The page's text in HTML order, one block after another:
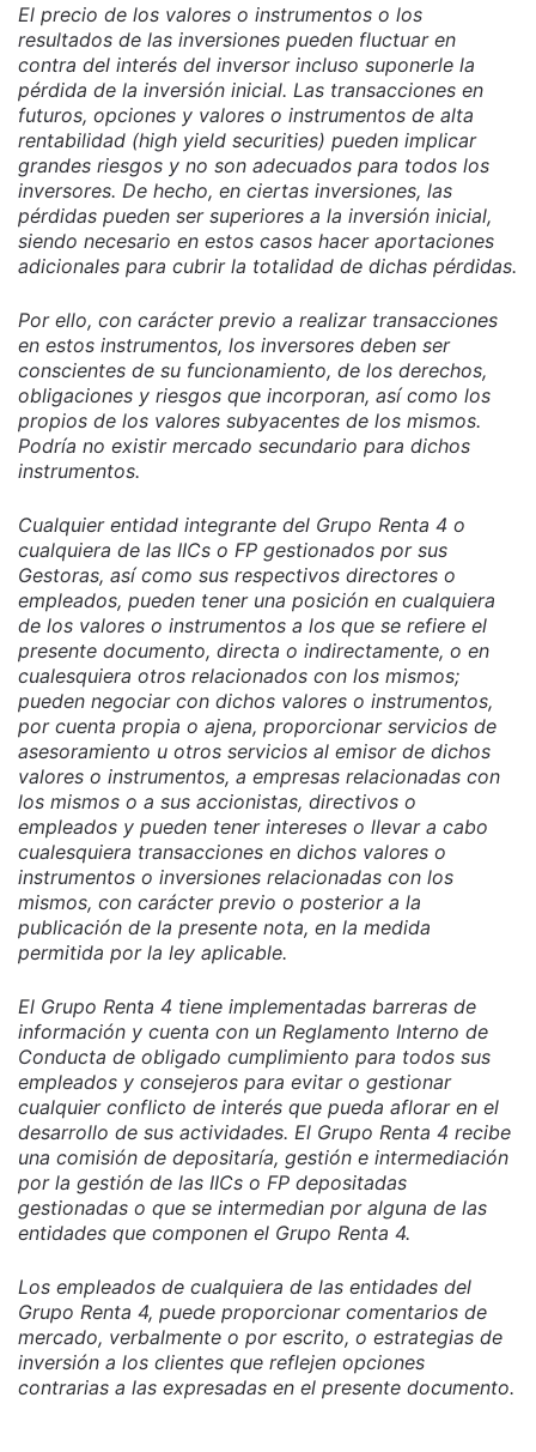
El precio de los valores o instrumentos o los
resultados de las inversiones pueden fluctuar en
contra del interés del inversor incluso suponerle la
pérdida de la inversión inicial. Las transacciones en
futuros, opciones y valores o instrumentos de alta
rentabilidad (high yield securities) pueden implicar
grandes riesgos y no son adecuados para todos los
inversores. De hecho, en ciertas inversiones, las
pérdidas pueden ser superiores a la inversión inicial,
siendo necesario en estos casos hacer aportaciones
adicionales para cubrir la totalidad de dichas pérdidas.
Por ello, con carácter previo a realizar transacciones
en estos instrumentos, los inversores deben ser
conscientes de su funcionamiento, de los derechos,
obligaciones y riesgos que incorporan, así como los
propios de los valores subyacentes de los mismos.
Podría no existir mercado secundario para dichos
instrumentos.
Cualquier entidad integrante del Grupo Renta 4 o
cualquiera de las IICs o FP gestionados por sus
Gestoras, así como sus respectivos directores o
empleados, pueden tener una posición en cualquiera
de los valores o instrumentos a los que se refiere el
presente documento, directa o indirectamente, o en
cualesquiera otros relacionados con los mismos;
pueden negociar con dichos valores o instrumentos,
por cuenta propia o ajena, proporcionar servicios de
asesoramiento u otros servicios al emisor de dichos
valores o instrumentos, a empresas relacionadas con
los mismos o a sus accionistas, directivos o
empleados y pueden tener intereses o llevar a cabo
cualesquiera transacciones en dichos valores o
instrumentos o inversiones relacionadas con los
mismos, con carácter previo o posterior a la
publicación de la presente nota, en la medida
permitida por la ley aplicable.
El Grupo Renta 4 tiene implementadas barreras de
información y cuenta con un Reglamento Interno de
Conducta de obligado cumplimiento para todos sus
empleados y consejeros para evitar o gestionar
cualquier conflicto de interés que pueda aflorar en el
desarrollo de sus actividades. El Grupo Renta 4 recibe
una comisión de depositaría, gestión e intermediación
por la gestión de las IICs o FP depositadas
gestionadas o que se intermedian por alguna de las
entidades que componen el Grupo Renta 4.
Los empleados de cualquiera de las entidades del
Grupo Renta 4, puede proporcionar comentarios de
mercado, verbalmente o por escrito, o estrategias de
inversión a los clientes que reflejen opciones
contrarias a las expresadas en el presente documento.